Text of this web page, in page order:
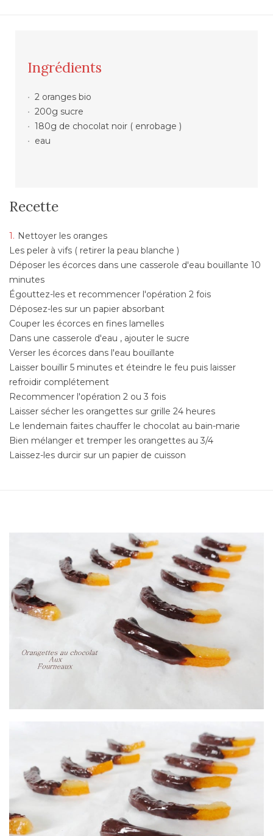
Ingrédients
2 oranges bio
200g sucre
180g de chocolat noir ( enrobage )
eau
Recette
Nettoyer les oranges
Les peler à vifs ( retirer la peau blanche )
Déposer les écorces dans une casserole d'eau bouillante 10
minutes
Égouttez-les et recommencer l'opération 2 fois
Déposez-les sur un papier absorbant
Couper les écorces en fines lamelles
Dans une casserole d'eau , ajouter le sucre
Verser les écorces dans l'eau bouillante
Laisser bouillir 5 minutes et éteindre le feu puis laisser
refroidir complétement
Recommencer l'opération 2 ou 3 fois
Laisser sécher les orangettes sur grille 24 heures
Le lendemain faites chauffer le chocolat au bain-marie
Bien mélanger et tremper les orangettes au 3/4
Laissez-les durcir sur un papier de cuisson